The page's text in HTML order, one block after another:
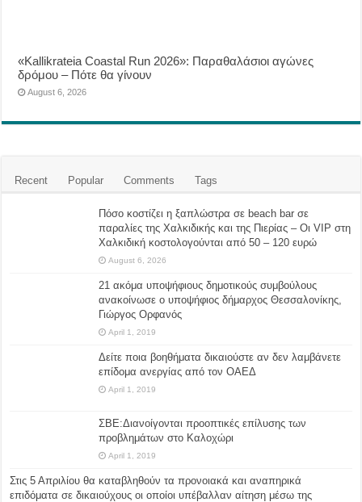
«Kallikrateia Coastal Run 2026»: Παραθαλάσιοι αγώνες
δρόμου – Πότε θα γίνουν
August 6, 2026
Recent Popular Comments Tags
Πόσο κοστίζει η ξαπλώστρα σε beach bar σε
παραλίες της Χαλκιδικής και της Πιερίας – Οι VIP στη
Χαλκιδική κοστολογούνται από 50 – 120 ευρώ
August 6, 2026
21 ακόμα υποψήφιους δημοτικούς συμβούλους
ανακοίνωσε ο υποψήφιος δήμαρχος Θεσσαλονίκης,
Γιώργος Ορφανός
April 1, 2019
Δείτε ποια βοηθήματα δικαιούστε αν δεν λαμβάνετε
επίδομα ανεργίας από τον ΟΑΕΔ
April 1, 2019
ΣΒΕ:Διανοίγονται προοπτικές επίλυσης των
προβλημάτων στο Καλοχώρι
April 1, 2019
Στις 5 Απριλίου θα καταβληθούν τα προνοιακά και αναπηρικά
επιδόματα σε δικαιούχους οι οποίοι υπέβαλλαν αίτηση μέσω της